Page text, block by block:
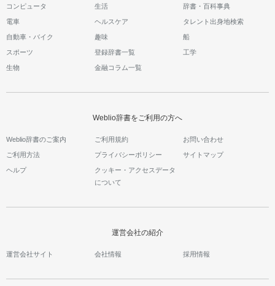
コンピュータ 生活 辞書・百科事典
電車 ヘルスケア タレント出身地検索
自動車・バイク 趣味 船
スポーツ 登録辞書一覧 工学
生物 金融コラム一覧
Weblio辞書をご利用の方へ
Weblio辞書のご案内 ご利用規約 お問い合わせ
ご利用方法 プライバシーポリシー サイトマップ
ヘルプ
クッキー・アクセスデータ
について
運営会社の紹介
運営会社サイト 会社情報 採用情報